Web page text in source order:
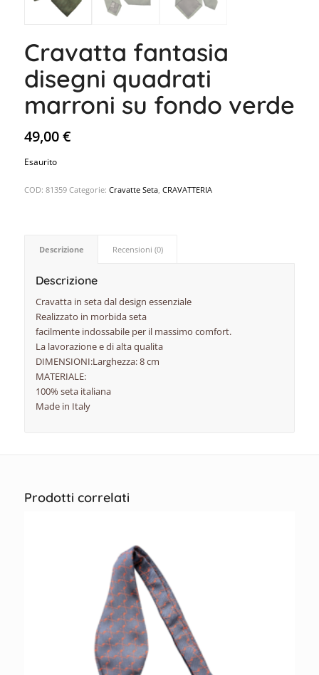
Cravatta fantasia
disegni quadrati
marroni su fondo verde
49,00€
Esaurito
COD: 81359 Categorie: Cravatte Seta, CRAVATTERIA
Descrizione Recensioni (0)
Descrizione
Cravatta in seta dal design essenziale
Realizzato in morbida seta
facilmente indossabile per il massimo comfort.
La lavorazione e di alta qualita
DIMENSIONI:Larghezza: 8 cm
MATERIALE:
100% seta italiana
Made in Italy
Prodotti correlati